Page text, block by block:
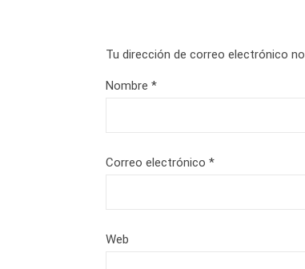
Tu dirección de correo electrónico
Nombre *
Correo electrónico *
Web